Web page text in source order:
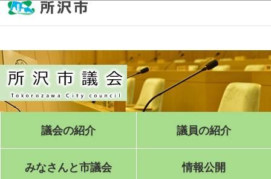
このページの本文へ移動
議会の紹介 議員の紹介
みなさんと市議会 情報公開